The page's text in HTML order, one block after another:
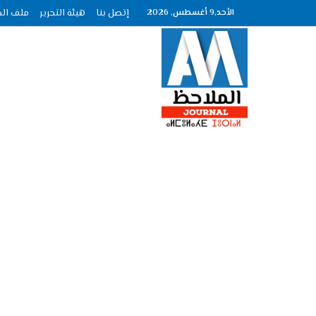
الأحد,9 أغسطس, 2026 إتصل بنا هيئة التحرير ملف الصحافة